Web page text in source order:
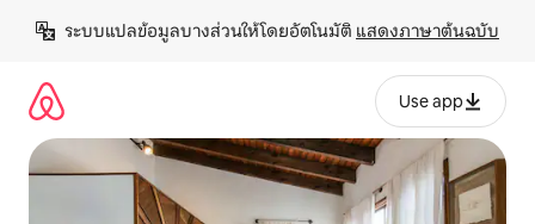
เนื้อหา
ระบบแปลข้อมูลบางส่วนให้โดยอัตโนมัติ แสดงภาษาต้นฉบับ
Use app